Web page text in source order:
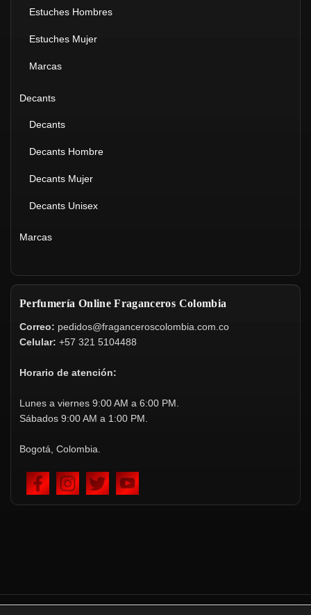
Estuches Hombres
Estuches Mujer
Marcas
Decants
Decants
Decants Hombre
Decants Mujer
Decants Unisex
Marcas
Perfumería Online Fraganceros Colombia
Correo: pedidos@fraganceroscolombia.com.co
Celular: +57 321 5104488
Horario de atención:
Lunes a viernes 9:00 AM a 6:00 PM.
Sábados 9:00 AM a 1:00 PM.
Bogotá, Colombia.